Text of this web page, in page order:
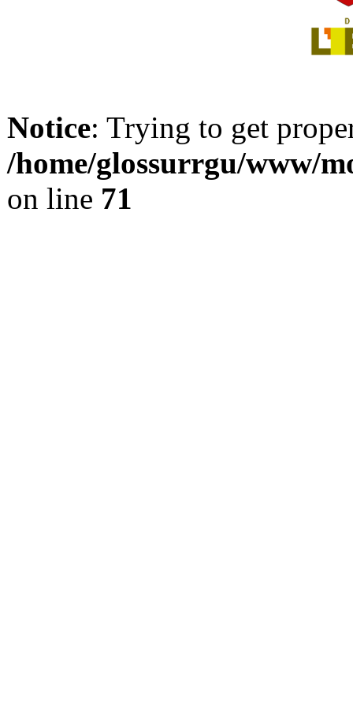
Notice: Trying to get
/home/glossurrgu/www/
on line 71